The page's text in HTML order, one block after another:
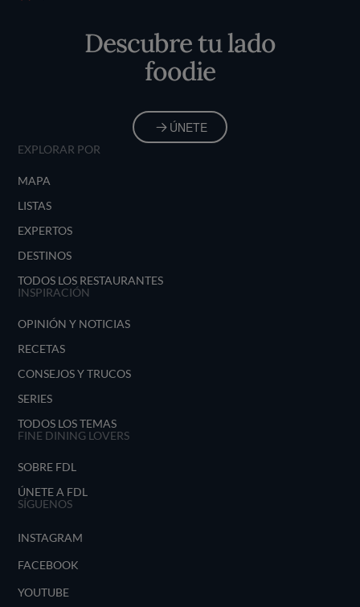
Descubre tu lado
foodie
ÚNETE
EXPLORAR POR
MAPA
LISTAS
EXPERTOS
DESTINOS
TODOS LOS RESTAURANTES
INSPIRACIÓN
OPINIÓN Y NOTICIAS
RECETAS
CONSEJOS Y TRUCOS
SERIES
TODOS LOS TEMAS
FINE DINING LOVERS
SOBRE FDL
ÚNETE A FDL
SÍGUENOS
INSTAGRAM
FACEBOOK
YOUTUBE